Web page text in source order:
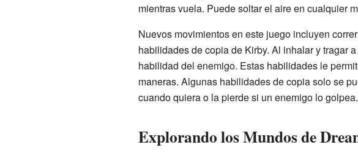
mientras vuela. Puede soltar el aire en cualquier
Nuevos movimientos en este juego incluyen
habilidades de copia de Kirby. Al inhalar y tragar
habilidad del enemigo. Estas habilidades le
maneras. Algunas habilidades de copia solo se
cuando quiera o la pierde si un enemigo lo
Explorando los Mundos de